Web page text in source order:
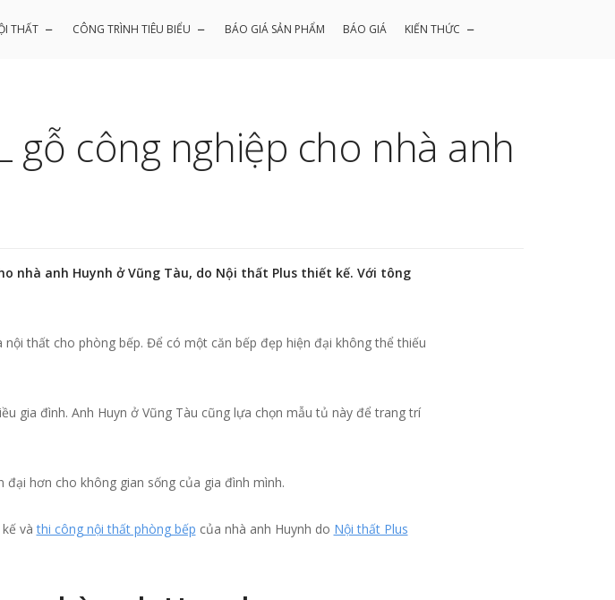
THẤT CÔNG TRÌNH TIÊU BIỂU BÁO GIÁ SẢN PHẨM BÁO GIÁ KIẾN THỨC
gỗ công nghiệp cho nhà anh
nhà anh Huynh ở Vũng Tàu, do Nội thất Plus thiết kế. Với tông
thất cho phòng bếp. Để có một căn bếp đẹp hiện đại không thể thiếu
gia đình. Anh Huyn ở Vũng Tàu cũng lựa chọn mẫu tủ này để trang trí
đại hơn cho không gian sống của gia đình mình.
kế vàthi công nội thất phòng bếp của nhà anh Huynh do Nội thất Plus